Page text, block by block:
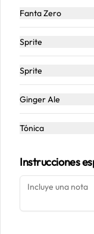
Conócenos
Despacho
Términos y
Política de
Redes sociales
Instagram
Mi cuenta
Iniciar sesión
Fanta Zero
Sprite
Sprite
Ginger Ale
Tónica
Instrucciones